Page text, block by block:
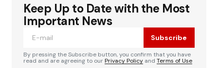
Votre adresse e-mail ne sera pas publiée. Les
champs obligatoires sont indiqués avec
Alternative:
Keep Up to Date with the Most
Important News
Subscribe
By pressing the Subscribe button, you confirm that you have
read and are agreeing to ourPrivacy Policy and Terms of Use